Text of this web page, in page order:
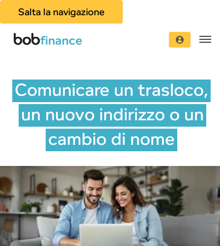
Salta la navigazione
Comunicare un trasloco,
un nuovo indirizzo o un
cambio di nome